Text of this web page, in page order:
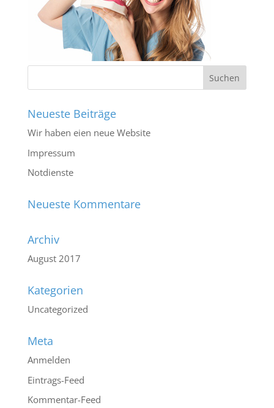
Neueste Beiträge
Wir haben eien neue Website
Impressum
Notdienste
Neueste Kommentare
Archiv
August 2017
Kategorien
Uncategorized
Meta
Anmelden
Eintrags-Feed
Kommentar-Feed